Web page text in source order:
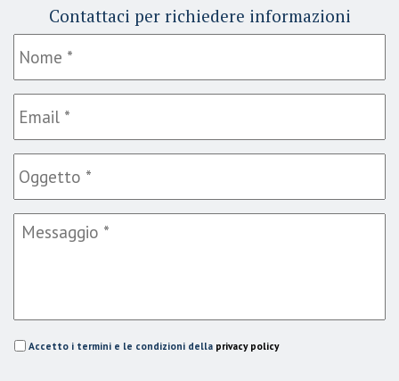
Contattaci per richiedere informazioni
Accetto i termini e le condizioni della privacy policy